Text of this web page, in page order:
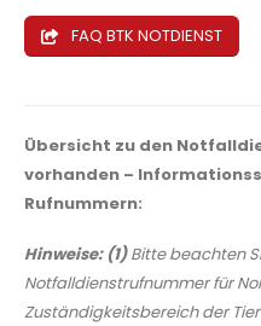
FAQ BTK NOTDIENST
Übersicht zu den
vorhanden –
Rufnummern:
Hinweise:(1)Bitte beachten
Notfalldienstrufnummer für
Zuständigkeitsbereich der